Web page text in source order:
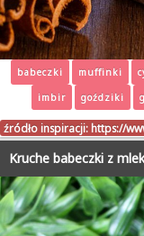
babeczki muffinki
imbir
goździki
źródło inspiracji: https://
Kruche babeczki z